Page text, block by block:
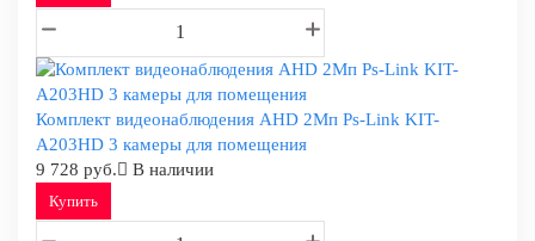
Комплект видеонаблюдения AHD 2Мп Ps-Link KIT-
A203HD 3 камеры для помещения
9 728 руб.
В наличии
Купить